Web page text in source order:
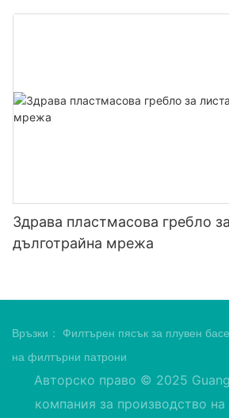
Здрава пластмасова гребло
дълготрайна мрежа
Връзки： Филтърен пясък за плувен
на филтърни патрони
Авторско право © 2025
компания за производство